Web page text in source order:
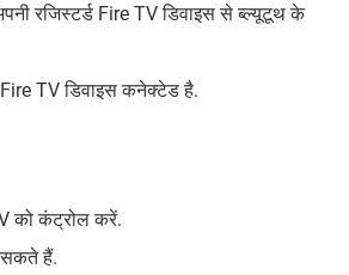
रजिस्टर्ड Fire TV डिवाइस से ब्ल्यूटूथ के
TV डिवाइस कनेक्टेड है.
को कंट्रोल करें.
हैं.